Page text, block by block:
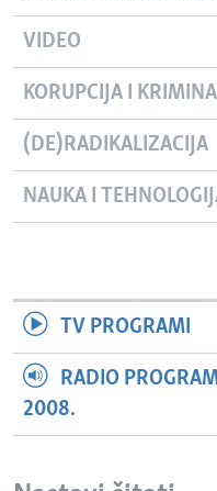
VIDEO
KORUPCIJA I
(DE)RADIKALIZACIJA
NAUKA I
TV PROGRAMI
RADIO
2008.